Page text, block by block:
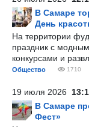
В Самаре
День
На территории
праздник с
конкурсами и
Общество 1710
19 июля 2026
В Самаре
Фест»